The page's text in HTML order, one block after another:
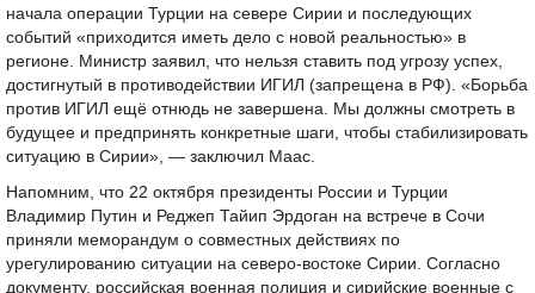
начала операции Турции на севере Сирии и последующих
событий «приходится иметь дело с новой реальностью» в
регионе. Министр заявил, что нельзя ставить под угрозу успех,
достигнутый в противодействии ИГИЛ (запрещена в РФ). «Борьба
против ИГИЛ ещё отнюдь не завершена. Мы должны смотреть в
будущее и предпринять конкретные шаги, чтобы стабилизировать
ситуацию в Сирии», — заключил Маас.
Напомним, что 22 октября президенты России и Турции
Владимир Путин и Реджеп Тайип Эрдоган на встрече в Сочи
приняли меморандум о совместных действиях по
урегулированию ситуации на северо-востоке Сирии. Согласно
документу, российская военная полиция и сирийские военные с